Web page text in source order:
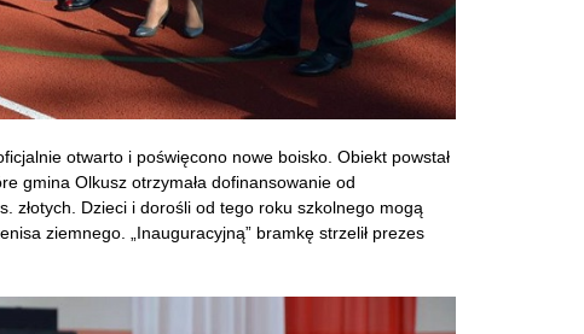
otwarto i poświęcono nowe boisko. Obiekt powstał
gmina Olkusz otrzymała dofinansowanie od
złotych. Dzieci i dorośli od tego roku szkolnego mogą
ziemnego. „Inauguracyjną” bramkę strzelił prezes